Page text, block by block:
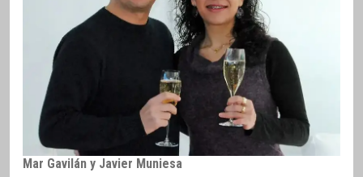
Mar Gavilán y Javier Muniesa